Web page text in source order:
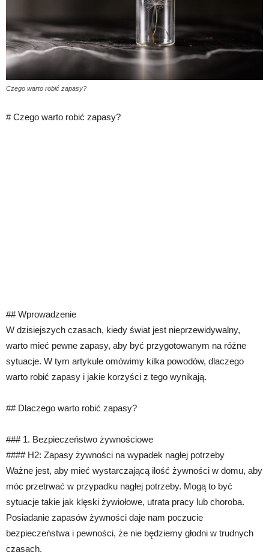
Czego warto robić zapasy?
# Czego warto robić zapasy?
## Wprowadzenie
W dzisiejszych czasach, kiedy świat jest nieprzewidywalny,
warto mieć pewne zapasy, aby być przygotowanym na różne
sytuacje. W tym artykule omówimy kilka powodów, dlaczego
warto robić zapasy i jakie korzyści z tego wynikają.
## Dlaczego warto robić zapasy?
### 1. Bezpieczeństwo żywnościowe
#### H2: Zapasy żywności na wypadek nagłej potrzeby
Ważne jest, aby mieć wystarczającą ilość żywności w domu, aby
móc przetrwać w przypadku nagłej potrzeby. Mogą to być
sytuacje takie jak klęski żywiołowe, utrata pracy lub choroba.
Posiadanie zapasów żywności daje nam poczucie
bezpieczeństwa i pewności, że nie będziemy głodni w trudnych
czasach.